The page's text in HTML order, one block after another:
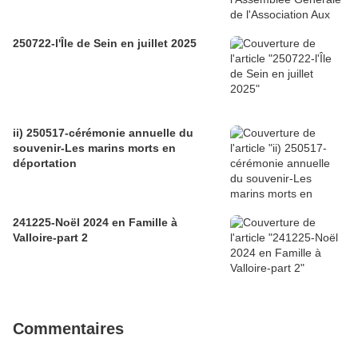
250722-l'Île de Sein en juillet 2025
ii) 250517-cérémonie annuelle du
souvenir-Les marins morts en
déportation
241225-Noël 2024 en Famille à
Valloire-part 2
Commentaires